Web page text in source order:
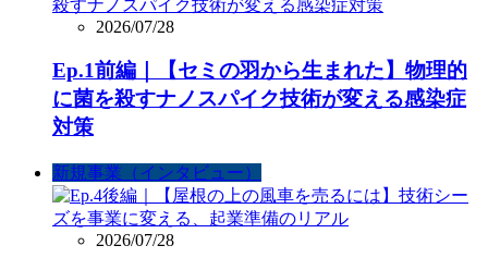
2026/07/28
Ep.1前編｜【セミの羽から生まれた】物理的
に菌を殺すナノスパイク技術が変える感染症
対策
新規事業（インタビュー）
2026/07/28